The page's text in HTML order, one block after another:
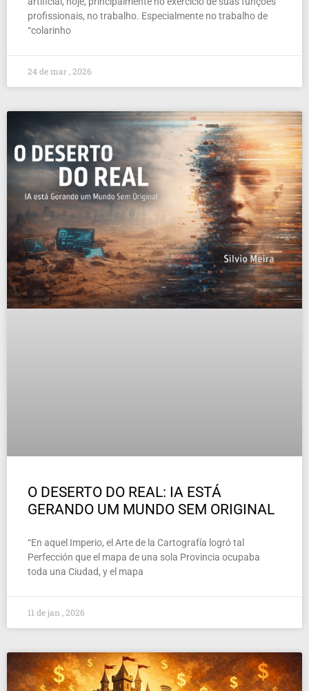
profissionais, no trabalho. Especialmente no trabalho de
“colarinho
24 de mar , 2026
O DESERTO DO REAL: IA ESTÁ
GERANDO UM MUNDO SEM ORIGINAL
“En aquel Imperio, el Arte de la Cartografía logró tal
Perfección que el mapa de una sola Provincia ocupaba
toda una Ciudad, y el mapa
11 de jan , 2026